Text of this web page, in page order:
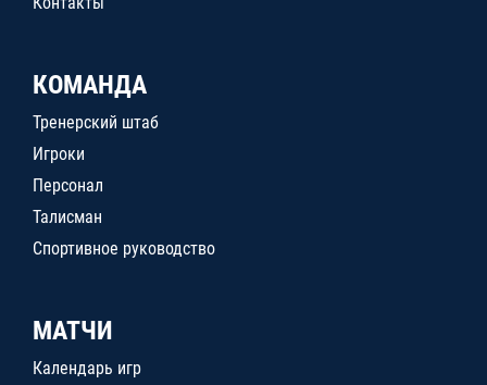
КОМАНДА
Тренерский штаб
Игроки
Персонал
Талисман
Спортивное руководство
МАТЧИ
Календарь игр